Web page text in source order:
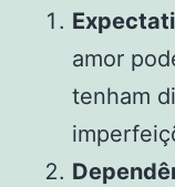
amor
tenham